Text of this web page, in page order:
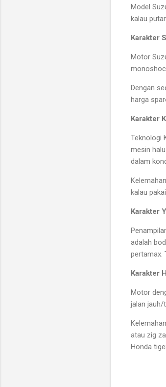
Model
kalau
Karakter
Motor
Dengan
harga
Karakter
Teknologi
mesin
dalam
kalau
Karakter
adalah
pertamax.
Karakter
Motor
jalan jauh/
atau zig
Honda